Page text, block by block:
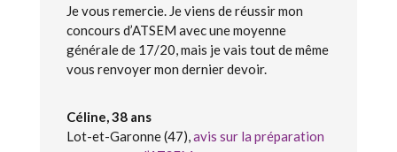
Je vous remercie. Je viens de réussir mon
concours d’ATSEM avec une moyenne
générale de 17/20, mais je vais tout de même
vous renvoyer mon dernier devoir.
Céline, 38 ans
Lot-et-Garonne (47),avis sur la préparation